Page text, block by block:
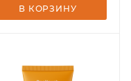
В КОРЗИНУ